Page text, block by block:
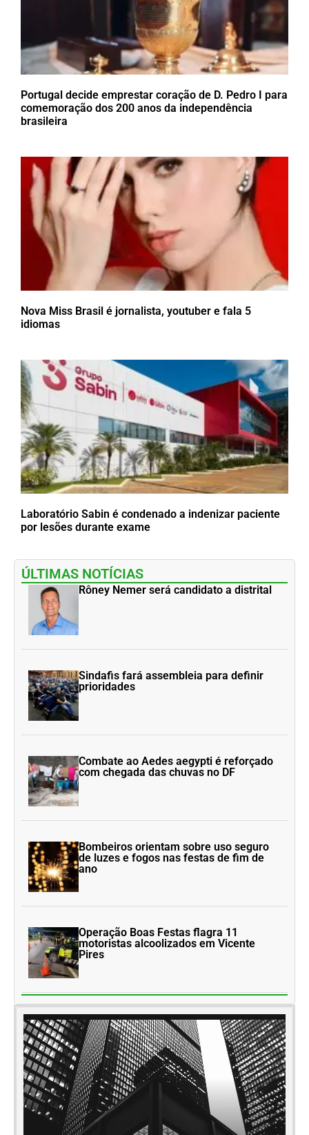
Portugal decide emprestar coração de D. Pedro I para
comemoração dos 200 anos da independência
brasileira
Nova Miss Brasil é jornalista, youtuber e fala 5
idiomas
Laboratório Sabin é condenado a indenizar paciente
por lesões durante exame
ÚLTIMAS NOTÍCIAS
Rôney Nemer será candidato a distrital
Sindafis fará assembleia para definir
prioridades
Combate ao Aedes aegypti é reforçado
com chegada das chuvas no DF
Bombeiros orientam sobre uso seguro
de luzes e fogos nas festas de fim de
ano
Operação Boas Festas flagra 11
motoristas alcoolizados em Vicente
Pires